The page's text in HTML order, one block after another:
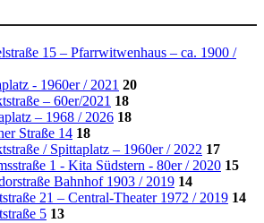
15 – Pfarrwitwenhaus – ca. 1900 /
- 1960er / 2021 20
– 60er/2021 18
– 1968 / 2026 18
Straße 14 18
/ Spittaplatz – 1960er / 2022 17
1 - Kita Südstern - 80er / 2020 15
Bahnhof 1903 / 2019 14
21 – Central-Theater 1972 / 2019 14
5 13